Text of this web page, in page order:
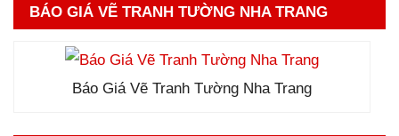
BÁO GIÁ VẼ TRANH TƯỜNG NHA TRANG
Báo Giá Vẽ Tranh Tường Nha Trang